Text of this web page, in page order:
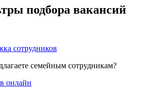
подбора вакансий
сотрудников
семейным сотрудникам?
онлайн